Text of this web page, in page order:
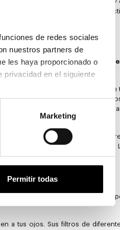
de redes sociales
nuestros partners de
les haya proporcionado o
Marketing
Permitir todas
El ejercicio,
durante la práctica de
aire libre. Las diferentes
imprescindible para evitar que
indispensable. Es el caso de
reflejos también pueden
si practicas deporte al
otros elementos naturales, etc.-.
a la salud de tus ojos.
cristales que te ayudarán a
a tus ojos. Sus filtros de